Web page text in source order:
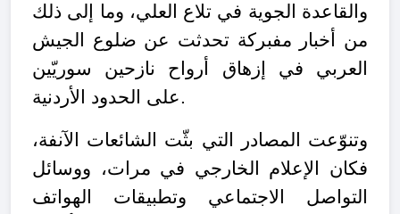
والقاعدة الجوية في تلاع العلي، وما إلى ذلك
من أخبار مفبركة تحدثت عن ضلوع الجيش
العربي في إزهاق أرواح نازحين سوريّين
على الحدود الأردنية.
وتنوّعت المصادر التي بثّت الشائعات الآنفة،
فكان الإعلام الخارجي في مرات، ووسائل
التواصل الاجتماعي وتطبيقات الهواتف